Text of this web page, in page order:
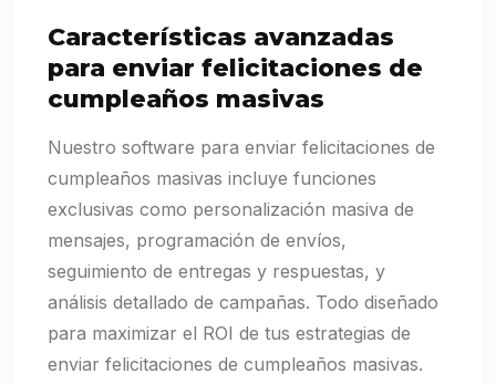
Características avanzadas
para enviar felicitaciones de
cumpleaños masivas
Nuestro software para enviar felicitaciones de
cumpleaños masivas incluye funciones
exclusivas como personalización masiva de
mensajes, programación de envíos,
seguimiento de entregas y respuestas, y
análisis detallado de campañas. Todo diseñado
para maximizar el ROI de tus estrategias de
enviar felicitaciones de cumpleaños masivas.